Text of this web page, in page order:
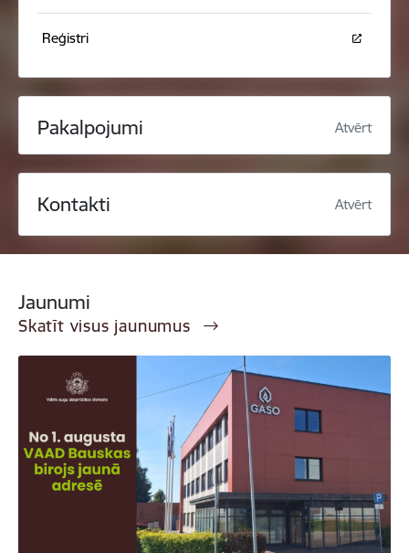
Reģistri
Pakalpojumi Atvērt
Kontakti Atvērt
Jaunumi
Skatīt visus jaunumus